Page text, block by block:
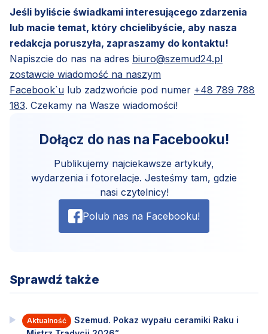
Jeśli byliście świadkami interesującego zdarzenia
lub macie temat, który chcielibyście, aby nasza
redakcja poruszyła, zapraszamy do kontaktu!
Napiszcie do nas na adres biuro@szemud24.pl
zostawcie wiadomość na naszym
Facebook`u lub zadzwońcie pod numer +48 789 788
183. Czekamy na Wasze wiadomości!
Dołącz do nas na Facebooku!
Publikujemy najciekawsze artykuły,
wydarzenia i fotorelacje. Jesteśmy tam, gdzie
nasi czytelnicy!
Polub nas na Facebooku!
Sprawdź także
Aktualność
Szemud. Pokaz wypału ceramiki Raku i